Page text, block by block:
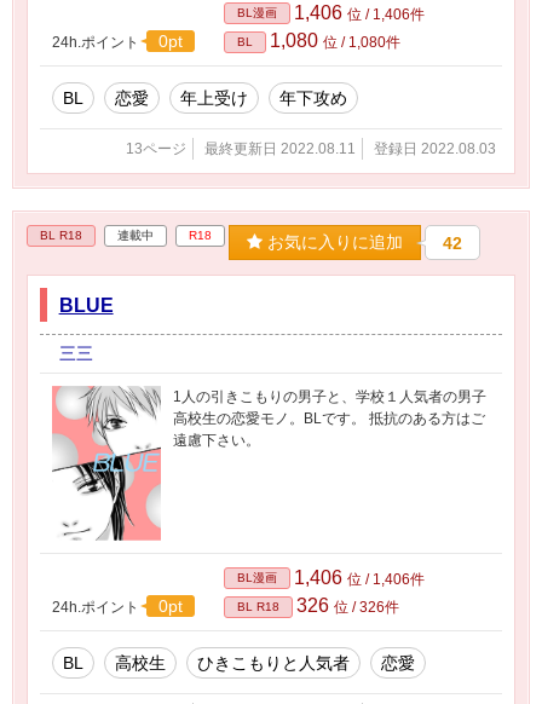
24h.ポイント 0pt
BL漫画 1,406 位 / 1,406件
BL 1,080 位 / 1,080件
BL 恋愛 年上受け 年下攻め
13ページ 最終更新日 2022.08.11 登録日 2022.08.03
BL R18 連載中 R18 お気に入りに追加 42
BLUE
三三
1人の引きこもりの男子と、学校１人気者の男子
高校生の恋愛モノ。BLです。 抵抗のある方はご
遠慮下さい。
24h.ポイント 0pt
BL漫画 1,406 位 / 1,406件
BL R18 326 位 / 326件
BL 高校生 ひきこもりと人気者 恋愛